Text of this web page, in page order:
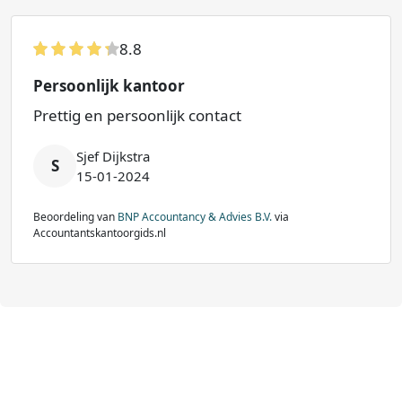
8.8
Persoonlijk kantoor
Prettig en persoonlijk contact
S
Sjef Dijkstra
15-01-2024
Beoordeling van BNP Accountancy & Advies B.V.via
Accountantskantoorgids.nl